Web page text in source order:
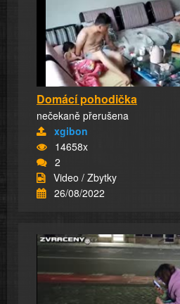
Domácí pohodička
nečekaně přerušena
xgibon
14658x
2
Video / Zbytky
26/08/2022